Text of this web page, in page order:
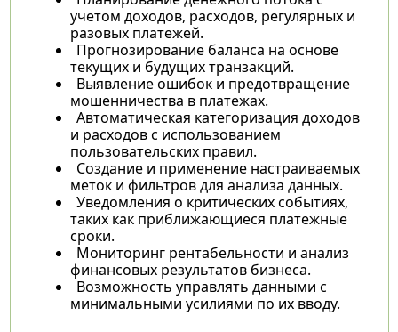
учетом доходов, расходов, регулярных и
разовых платежей.
Прогнозирование баланса на основе
текущих и будущих транзакций.
Выявление ошибок и предотвращение
мошенничества в платежах.
Автоматическая категоризация доходов
и расходов с использованием
пользовательских правил.
Создание и применение настраиваемых
меток и фильтров для анализа данных.
Уведомления о критических событиях,
таких как приближающиеся платежные
сроки.
Мониторинг рентабельности и анализ
финансовых результатов бизнеса.
Возможность управлять данными с
минимальными усилиями по их вводу.